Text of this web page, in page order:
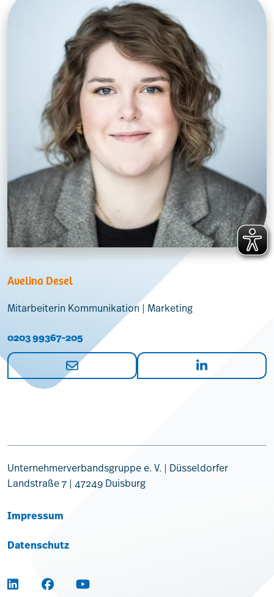
Avelina Desel
Mitarbeiterin Kommunikation | Marketing
0203 99367-205
Unternehmerverbandsgruppe e. V. | Düsseldorfer
Landstraße 7 | 47249 Duisburg
Impressum
Datenschutz